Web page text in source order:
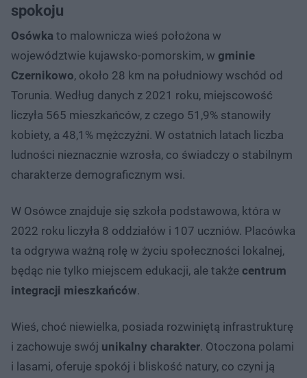
spokoju
Osówka to malownicza wieś położona w
województwie kujawsko-pomorskim, w gminie
Czernikowo, około 28 km na południowy wschód od
Torunia. Według danych z 2021 roku, miejscowość
liczyła 565 mieszkańców, z czego 51,9% stanowiły
kobiety, a 48,1% mężczyźni. W ostatnich latach liczba
ludności nieznacznie wzrosła, co świadczy o stabilnym
charakterze demograficznym wsi.
W Osówce znajduje się szkoła podstawowa, która w
2022 roku liczyła 8 oddziałów i 107 uczniów. Placówka
ta odgrywa ważną rolę w życiu społeczności lokalnej,
będąc nie tylko miejscem edukacji, ale także centrum
integracji mieszkańców.
Wieś, choć niewielka, posiada rozwiniętą infrastrukturę
i zachowuje swój unikalny charakter. Otoczona polami
i lasami, oferuje spokój i bliskość natury, co czyni ją